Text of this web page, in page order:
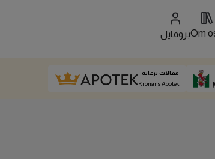
Omبروفايل
مقالات برعاية
Kronans Apotek